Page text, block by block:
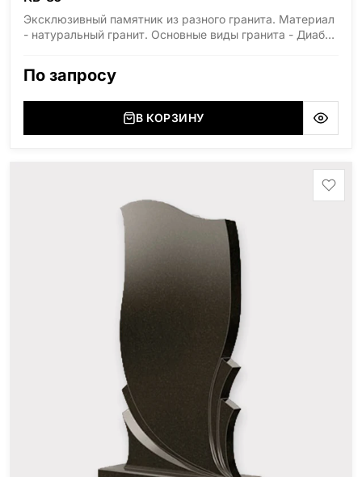
Эксклюзивный памятник из разного гранита. Материал
- натуральный гранит. Основные виды гранита - Диабаз
(Украина, Житомерская область), Лабродарит
(Украина, Житомерская область), Сюксюансаари
(Россия, Карелия), Амфиболит (Россия, Мурманская
По запросу
В КОРЗИНУ